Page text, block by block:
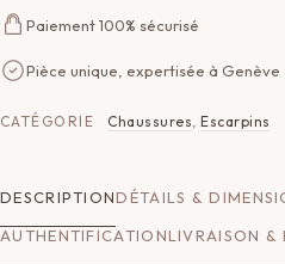
Paiement 100% sécurisé
Pièce unique, expertisée à Genève
CATÉGORIE Chaussures,Escarpins
DESCRIPTIONDÉTAILS &
AUTHENTIFICATIONLIVRAISON &